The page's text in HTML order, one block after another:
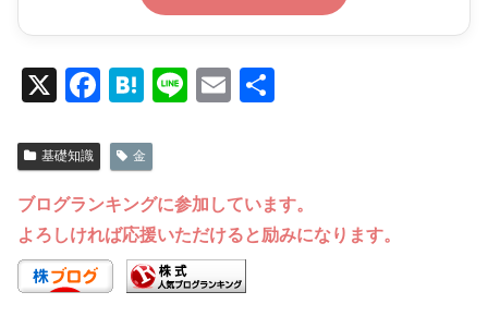
X
F
c
e
b
o
o
H
e
n
a
Li
E
基礎知識 金
ブログランキングに参加しています。
よろしければ応援いただけると励みになります。